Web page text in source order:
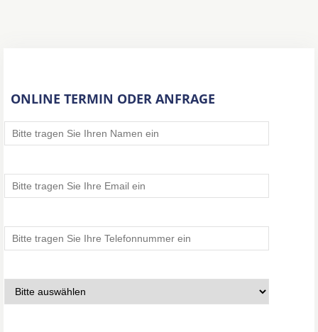
ONLINE TERMIN ODER ANFRAGE